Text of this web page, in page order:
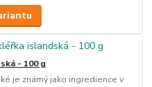
- 100 g
je známý jako ingredience v